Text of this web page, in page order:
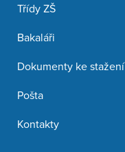
Třídy ZŠ
Bakaláři
Dokumenty ke stažení
Pošta
Kontakty